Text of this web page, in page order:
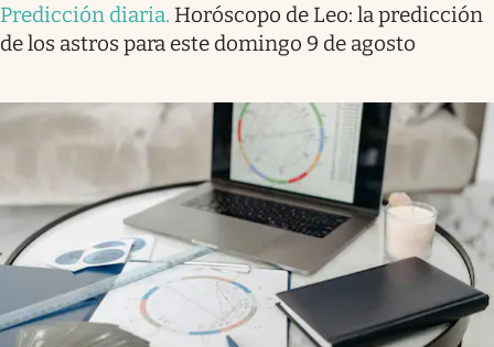
Predicción diaria. Horóscopo de Leo: la predicción
de los astros para este domingo 9 de agosto